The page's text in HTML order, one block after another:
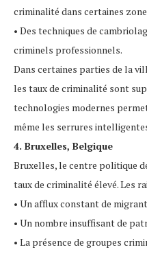
criminalité dans certaines
• Des techniques de
criminels professionnels.
Dans certaines parties de la
les taux de criminalité sont
technologies modernes
même les serrures
4. Bruxelles, Belgique
Bruxelles, le centre politique
taux de criminalité élevé. Les
• Un afflux constant de
• Un nombre insuffisant de
• La présence de groupes